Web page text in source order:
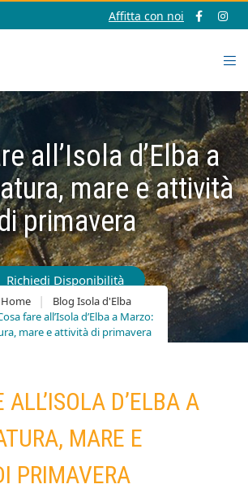
Affitta con noi
all’Isola d’Elba a
mare e attività
primavera
Richiedi Disponibilità
Home
Blog Isola d'Elba
fare all’Isola d’Elba a Marzo:
mare e attività di primavera
ALL’ISOLA D’ELBA A
MARE E
PRIMAVERA